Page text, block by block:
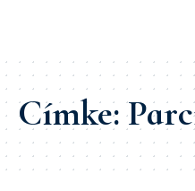
Címke: